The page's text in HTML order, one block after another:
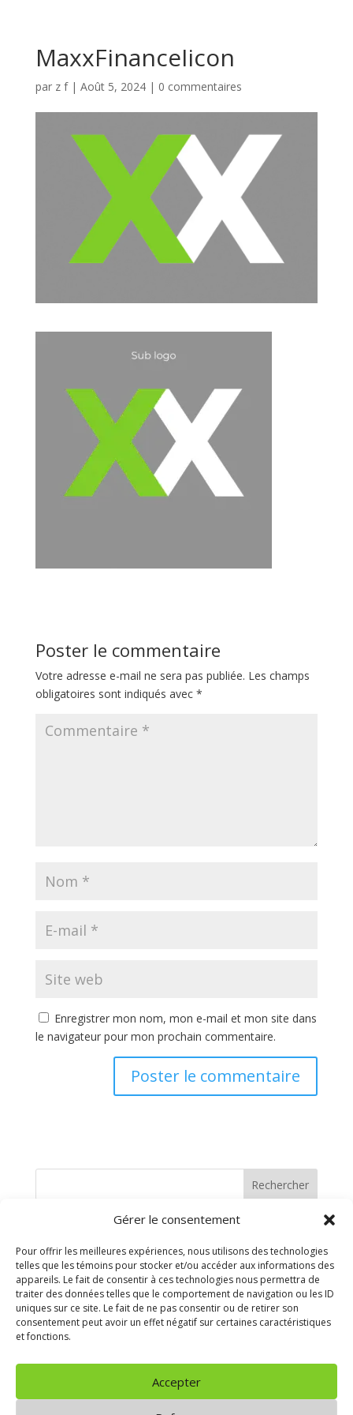
Gérer le consentement
Pour offrir les meilleures expériences, nous utilisons des technologies
telles que les témoins pour stocker et/ou accéder aux informations des
appareils. Le fait de consentir à ces technologies nous permettra de
traiter des données telles que le comportement de navigation ou les ID
uniques sur ce site. Le fait de ne pas consentir ou de retirer son
consentement peut avoir un effet négatif sur certaines caractéristiques
et fonctions.
Accepter
MaxxFinanceIicon
par z f| Août 5, 2024| 0 commentaires
Poster le commentaire
Votre adresse e-mail ne sera pas publiée. Les champs
obligatoires sont indiqués avec *
Enregistrer mon nom, mon e-mail et mon site dans
le navigateur pour mon prochain commentaire.
Rechercher
Recent Comments
Aucun commentaire à afficher.
Archives
Aucune archive à afficher.